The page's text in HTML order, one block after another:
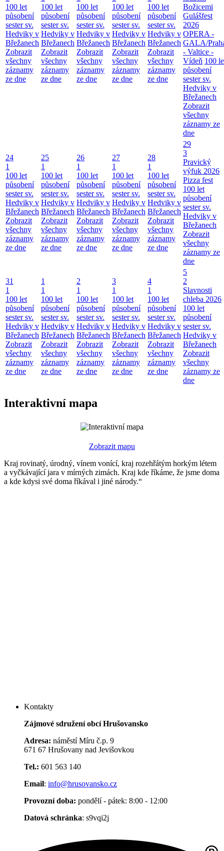
100 let
působení
sester sv.
Hedviky v
Břežanech
Zobrazit
všechny
záznamy
ze dne
100 let
působení
sester sv.
Hedviky v
Břežanech
Zobrazit
všechny
záznamy
ze dne
100 let
působení
sester sv.
Hedviky v
Břežanech
Zobrazit
všechny
záznamy
ze dne
100 let
působení
sester sv.
Hedviky v
Břežanech
Zobrazit
všechny
záznamy
ze dne
100 let
působení
sester sv.
Hedviky v
Břežanech
Zobrazit
všechny
záznamy
ze dne
Božicemi
Gulášfest
2026
OPERA -
GALA/
- Valtice -
Vídeň 100
působení
sester sv.
Hedviky v
Břežanech
Zobrazit
všechny
záznamy ze
dne
24
1
100 let
působení
sester sv.
Hedviky v
Břežanech
Zobrazit
všechny
záznamy
ze dne
25
1
100 let
působení
sester sv.
Hedviky v
Břežanech
Zobrazit
všechny
záznamy
ze dne
26
1
100 let
působení
sester sv.
Hedviky v
Břežanech
Zobrazit
všechny
záznamy
ze dne
27
1
100 let
působení
sester sv.
Hedviky v
Břežanech
Zobrazit
všechny
záznamy
ze dne
28
1
100 let
působení
sester sv.
Hedviky v
Břežanech
Zobrazit
všechny
záznamy
ze dne
29
3
Pravický
výfuk 2026
Pizza fest
100 let
působení
sester sv.
Hedviky v
Břežanech
Zobrazit
všechny
záznamy ze
dne
31
1
100 let
působení
sester sv.
Hedviky v
Břežanech
Zobrazit
všechny
záznamy
ze dne
1
1
100 let
působení
sester sv.
Hedviky v
Břežanech
Zobrazit
všechny
záznamy
ze dne
2
1
100 let
působení
sester sv.
Hedviky v
Břežanech
Zobrazit
všechny
záznamy
ze dne
3
1
100 let
působení
sester sv.
Hedviky v
Břežanech
Zobrazit
všechny
záznamy
ze dne
4
1
100 let
působení
sester sv.
Hedviky v
Břežanech
Zobrazit
všechny
záznamy
ze dne
5
2
Slavnosti
chleba 2026
100 let
působení
sester sv.
Hedviky v
Břežanech
Zobrazit
všechny
záznamy ze
dne
Interaktivní mapa
Zobrazit mapu
Kraj rovinatý, úrodný, vínem vonící, kraj rozehřátým horkým létem
a vyčkávající jara v mírných zimách. Kraj kde říkáme, že jsme doma
a kde kdysi své doma říkával i jiné národy.“
Kontakty
Zájmové sdružení obcí Hrušovansko
Adresa: náměstí Míru č.p. 9
671 67 Hrušovany nad Jevišovkou
Tel.: 601 563 140
Email: info@hrusovansko.cz
Provozní doba: pondělí - pátek: 8:00 - 12:00
Datová schránka: s9vqi2j